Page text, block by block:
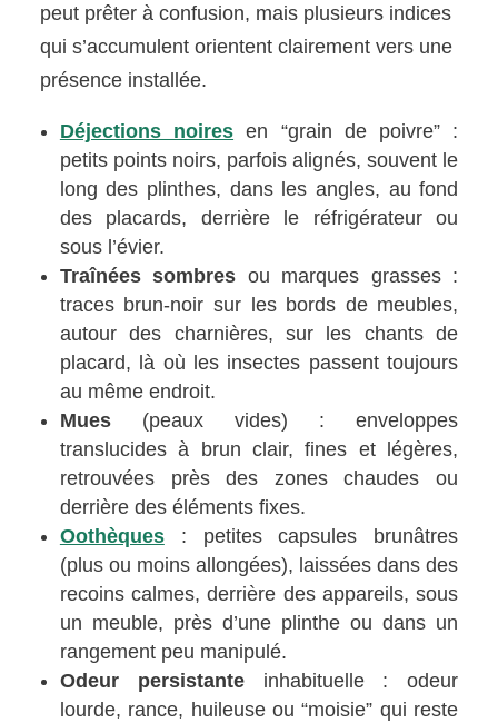
peut prêter à confusion, mais plusieurs indices
qui s’accumulent orientent clairement vers une
présence installée.
Déjections noires en “grain de poivre” :
petits points noirs, parfois alignés, souvent le
long des plinthes, dans les angles, au fond
des placards, derrière le réfrigérateur ou
sous l’évier.
Traînées sombres ou marques grasses :
traces brun-noir sur les bords de meubles,
autour des charnières, sur les chants de
placard, là où les insectes passent toujours
au même endroit.
Mues(peaux vides) : enveloppes
translucides à brun clair, fines et légères,
retrouvées près des zones chaudes ou
derrière des éléments fixes.
Oothèques: petites capsules brunâtres
(plus ou moins allongées), laissées dans des
recoins calmes, derrière des appareils, sous
un meuble, près d’une plinthe ou dans un
rangement peu manipulé.
Odeur persistanteinhabituelle : odeur
lourde, rance, huileuse ou “moisie” qui reste